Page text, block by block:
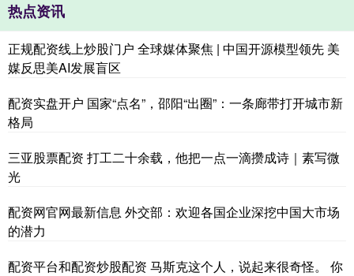
热点资讯
正规配资线上炒股门户 全球媒体聚焦 | 中国开源模型领先 美
媒反思美AI发展盲区
配资实盘开户 国家“点名”，邵阳“出圈”：一条廊带打开城市新
格局
三亚股票配资 打工二十余载，他把一点一滴攒成诗｜素写微
光
配资网官网最新信息 外交部：欢迎各国企业深挖中国大市场
的潜力
配资平台和配资炒股配资 马斯克这个人，说起来很奇怪。 你